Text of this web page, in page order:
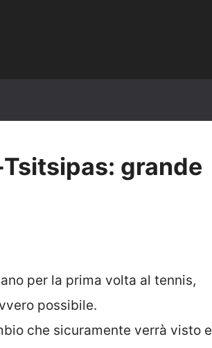
grande
per la prima volta al tennis,
possibile.
che sicuramente verrà visto e